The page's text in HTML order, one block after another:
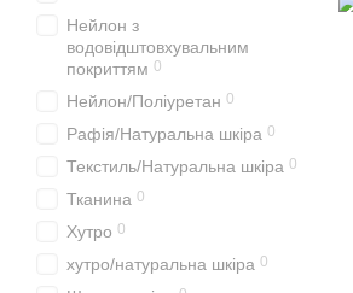
Нейлон з
водовідштовхувальним
покриттям 0
Нейлон/Поліуретан 0
Рафія/Натуральна шкіра 0
Текстиль/Натуральна шкіра 0
Тканина 0
Хутро 0
хутро/натуральна шкіра 0